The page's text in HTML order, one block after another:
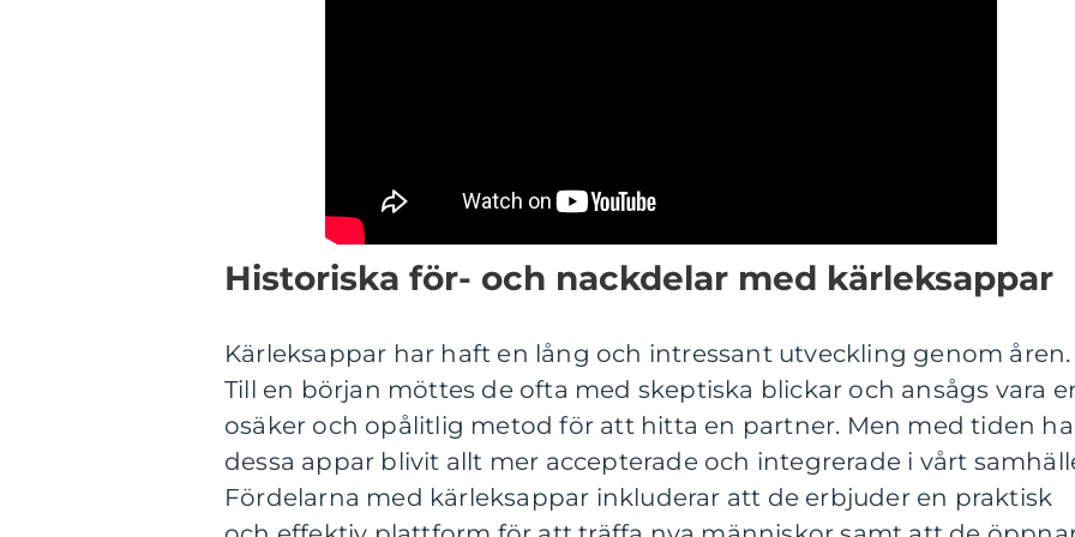
Historiska för- och nackdelar med kärleksappar
Kärleksappar har haft en lång och intressant utveckling genom åren.
Till en början möttes de ofta med skeptiska blickar och ansågs vara
osäker och opålitlig metod för att hitta en partner. Men med tiden
dessa appar blivit allt mer accepterade och integrerade i vårt
Fördelarna med kärleksappar inkluderar att de erbjuder en praktisk